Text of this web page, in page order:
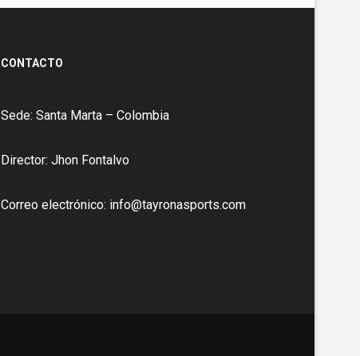
CONTACTO
Sede: Santa Marta – Colombia
Director: Jhon Fontalvo
Correo electrónico: info@tayronasports.com